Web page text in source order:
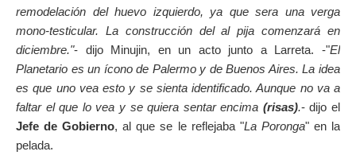
remodelación del huevo izquierdo, ya que sera una verga
mono-testicular. La construcción del al pija comenzará en
diciembre."- dijo Minujin, en un acto junto a Larreta. -"El
Planetario es un ícono de Palermo y de Buenos Aires. La idea
es que uno vea esto y se sienta identificado. Aunque no va a
faltar el que lo vea y se quiera sentar encima (risas).- dijo el
Jefe de Gobierno, al que se le reflejaba "La Poronga" en la
pelada.